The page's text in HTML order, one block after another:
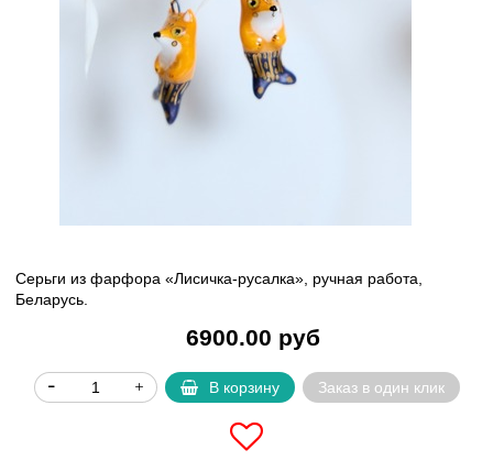
Серьги из фарфора «Лисичка-русалка», ручная работа,
Беларусь.
6900.00 руб
В корзину Заказ в один клик